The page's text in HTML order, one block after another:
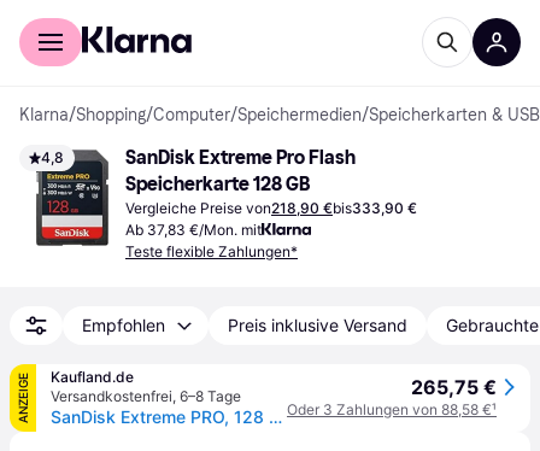
Für Shopper
Klarna/Shopping/Computer/Speichermedien/Speicherkarten &
4,8
SanDisk Extreme Pro Flash
Speicherkarte 128 GB
Vergleiche Preise von218,90 €bis333,90 €
Ab 37,83 €/Mon. mit
Teste flexible Zahlungen*
Empfohlen Preis inklusive Versand
ANZEIGE
Kaufland.de
Versandkostenfrei, 6–8 Tage
SanDisk Extreme PRO, 128 GB, SDXC, Klasse 10, UHS-II, 300 MB/s, 300 MB/s
265,75 €
Oder 3 Zahlungen von 88,58 €¹